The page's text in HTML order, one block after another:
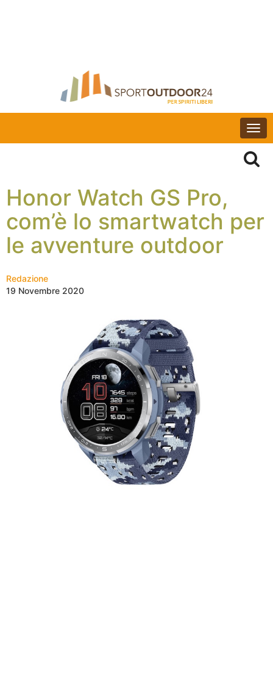
Honor Watch GS Pro,
com’è lo smartwatch per
le avventure outdoor
Redazione
19 Novembre 2020